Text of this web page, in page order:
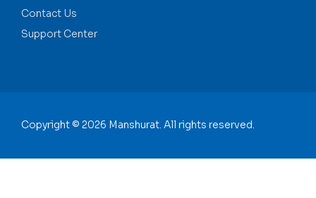
Contact Us
Support Center
Copyright © 2026 Manshurat. All rights reserved.